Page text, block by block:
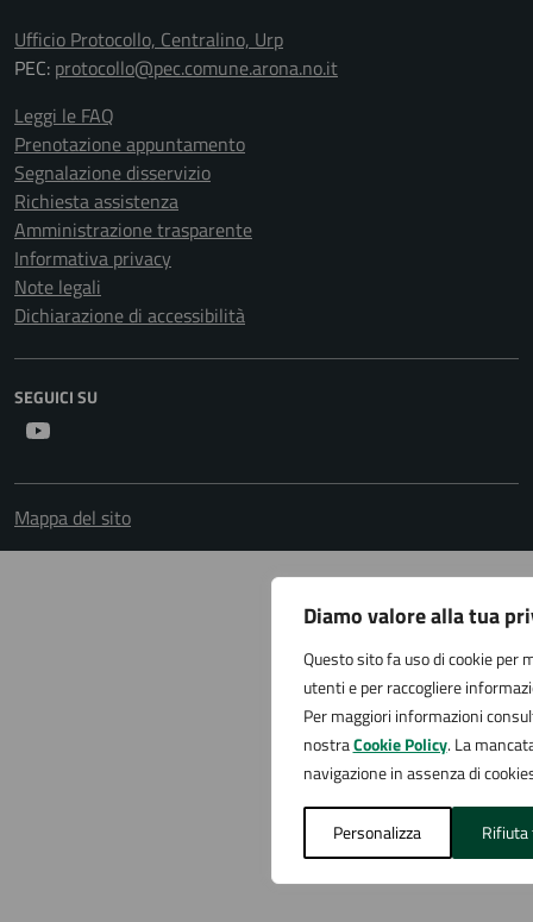
Diamo valore alla tua
Questo sito fa uso di cookie per
utenti e per raccogliere
Per maggiori informazioni
nostraCookie Policy. La
navigazione in assenza di
Personalizza
Ufficio Protocollo, Centralino, Urp
PEC: protocollo@pec.comune.arona.no.it
Leggi le FAQ
Prenotazione appuntamento
Segnalazione disservizio
Richiesta assistenza
Amministrazione trasparente
Informativa privacy
Note legali
Dichiarazione di accessibilità
SEGUICI SU
Mappa del sito